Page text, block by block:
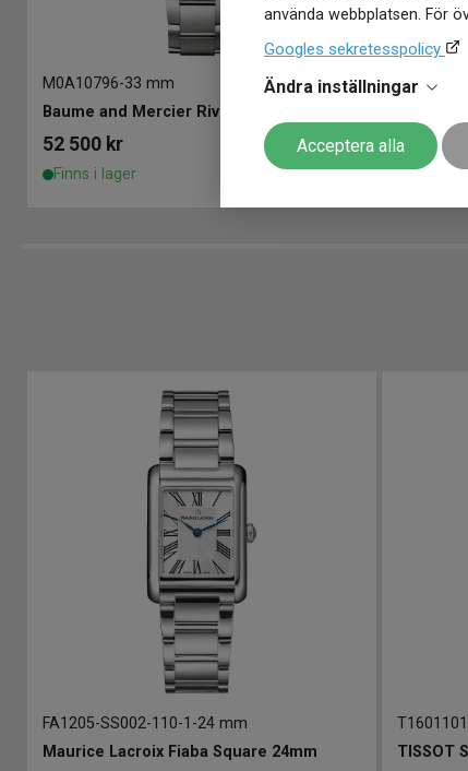
använda webbplatsen. För
Googles sekretesspolicy
Ändra inställningar
Acceptera alla
M0A10796-33 mm
52 500 kr
Finns i lager
M0A10765
52 500
Finns i
FA1205-SS002-110-1 -24 mm
Maurice Lacroix Fiaba Square 24mm
TISSOT